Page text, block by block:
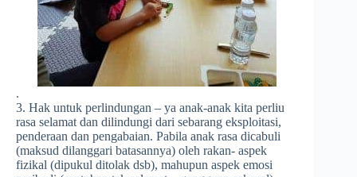
.
3. Hak untuk perlindungan – ya anak-anak kita perliu
rasa selamat dan dilindungi dari sebarang eksploitasi,
penderaan dan pengabaian. Pabila anak rasa dicabuli
(maksud dilanggari batasannya) oleh rakan- aspek
fizikal (dipukul ditolak dsb), mahupun aspek emosi